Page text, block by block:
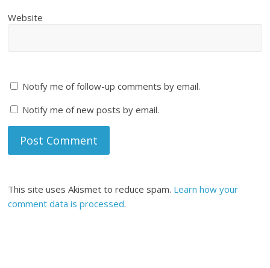
Website
Notify me of follow-up comments by email.
Notify me of new posts by email.
This site uses Akismet to reduce spam. Learn how your
comment data is processed.